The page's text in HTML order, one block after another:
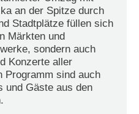
an der Spitze durch
Stadtplätze füllen sich
Märkten und
sondern auch
Konzerte aller
Programm sind auch
und Gäste aus den